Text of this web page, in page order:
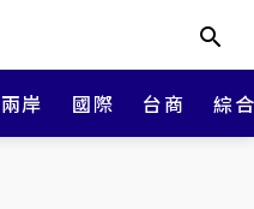
兩岸 國際 台商 綜